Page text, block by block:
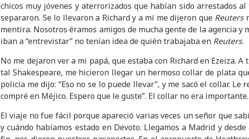
chicos muy jóvenes y aterrorizados que habían sido arrestados
separaron. Se lo llevaron a Richard y a mí me dijeron que Reuters
mentira. Nosotros éramos amigos de mucha gente de la agencia y
iban a “entrevistar” no tenían idea de quién trabajaba en Reuters.
No me dejaron ver a mi papá, que estaba con Richard en Ezeiza. A
tal Shakespeare, me hicieron llegar un hermoso collar de plata
policía me dijo: “Eso no se lo puede llevar”, y me sacó el collar. Le
compré en Méjico. Espero que le guste”. El collar no era
El viaje no fue fácil porque a​pareció varias veces un señor que
y cuándo habíamos estado en Devoto. Llegamos a Madrid y